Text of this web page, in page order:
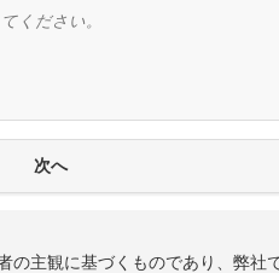
の主観に基づくものであり、弊社